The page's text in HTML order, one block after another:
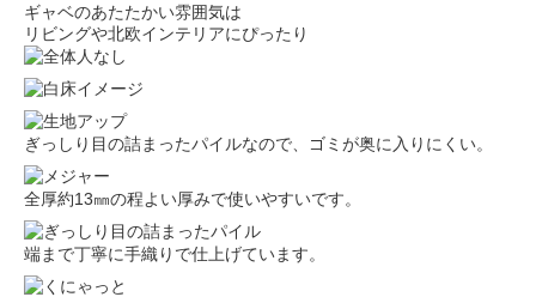
ギャベのあたたかい雰囲気は
リビングや北欧インテリアにぴったり
ぎっしり目の詰まったパイルなので、ゴミが奥に入りにくい。
全厚約13㎜の程よい厚みで使いやすいです。
端まで丁寧に手織りで仕上げています。